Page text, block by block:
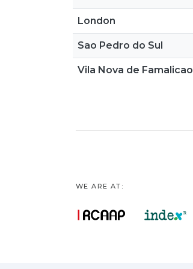
London
Sao Pedro do Sul
Vila Nova de Famalicao
WE ARE AT: